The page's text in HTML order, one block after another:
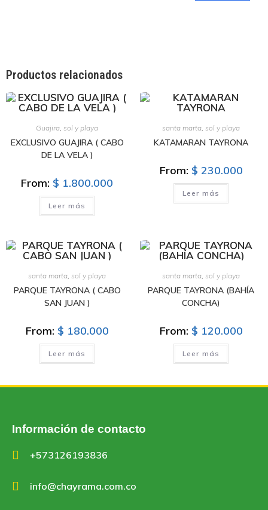
Productos relacionados
Guajira sol y playa
EXCLUSIVO GUAJIRA ( CABO
DE LA VELA )
From: $ 1.800.000
Leer más
santa marta sol y playa
KATAMARAN TAYRONA
From: $ 230.000
Leer más
santa marta sol y playa
PARQUE TAYRONA ( CABO
SAN JUAN )
From: $ 180.000
Leer más
santa marta sol y playa
PARQUE TAYRONA (BAHÍA
CONCHA)
From: $ 120.000
Leer más
Información de contacto
+573126193836
info@chayrama.com.co